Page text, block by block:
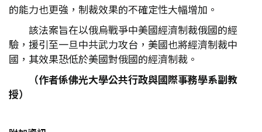
的能力也更強，制裁效果的不確定性大幅增加。
該法案旨在以俄烏戰爭中美國經濟制裁俄國的經
驗，援引至一旦中共武力攻台，美國也將經濟制裁中
國，其效果恐低於美國對俄國的經濟制裁。
（作者係佛光大學公共行政與國際事務學系副教
授）